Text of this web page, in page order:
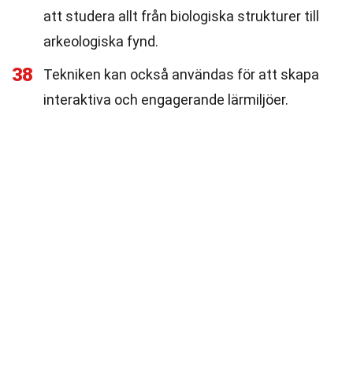
att studera allt från biologiska strukturer till
arkeologiska fynd.
38
Tekniken kan också användas för att skapa
interaktiva och engagerande lärmiljöer.